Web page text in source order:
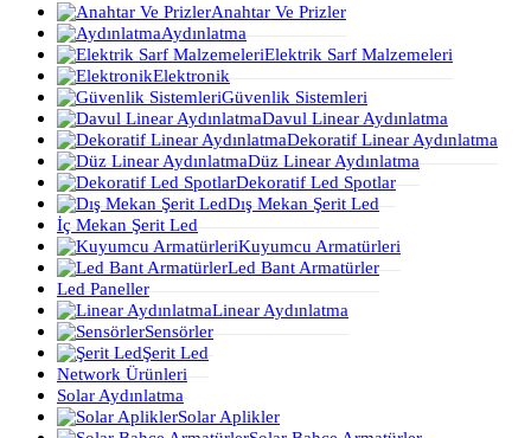
Anahtar Ve Prizler
Aydınlatma
Elektrik Sarf Malzemeleri
Elektronik
Güvenlik Sistemleri
Davul Linear Aydınlatma
Dekoratif Linear Aydınlatma
Düz Linear Aydınlatma
Dekoratif Led Spotlar
Dış Mekan Şerit Led
İç Mekan Şerit Led
Kuyumcu Armatürleri
Led Bant Armatürler
Led Paneller
Linear Aydınlatma
Sensörler
Şerit Led
Network Ürünleri
Solar Aydınlatma
Solar Aplikler